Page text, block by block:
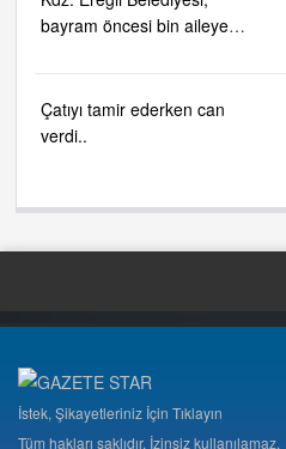
Kdz. Ereğli Belediyesi,
bayram öncesi bin aileye
Çatıyı tamir ederken can
İstek, Şikayetleriniz İçin Tıklayın